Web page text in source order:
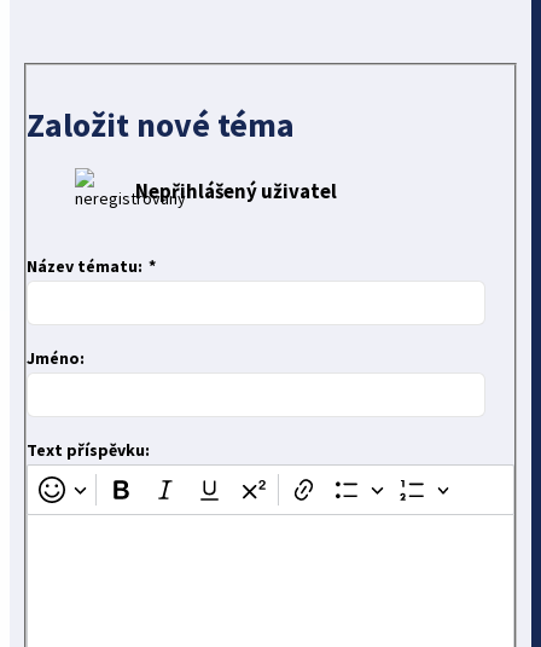
Založit nové téma
Nepřihlášený uživatel
Název tématu:
Jméno:
Text příspěvku: